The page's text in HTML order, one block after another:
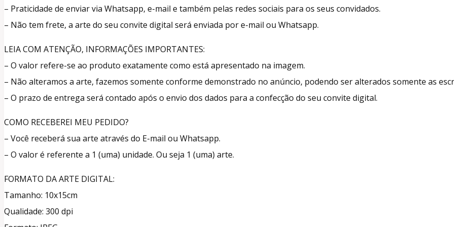
– Praticidade de enviar via Whatsapp, e-mail e também pelas redes sociais para os seus convidados.
– Não tem frete, a arte do seu convite digital será enviada por e-mail ou Whatsapp.
LEIA COM ATENÇÃO, INFORMAÇÕES IMPORTANTES:
– O valor refere-se ao produto exatamente como está apresentado na imagem.
– Não alteramos a arte, fazemos somente conforme demonstrado no anúncio, podendo ser alterados somente as
– O prazo de entrega será contado após o envio dos dados para a confecção do seu convite digital.
COMO RECEBEREI MEU PEDIDO?
– Você receberá sua arte através do E-mail ou Whatsapp.
– O valor é referente a 1 (uma) unidade. Ou seja 1 (uma) arte.
FORMATO DA ARTE DIGITAL:
Tamanho: 10x15cm
Qualidade: 300 dpi